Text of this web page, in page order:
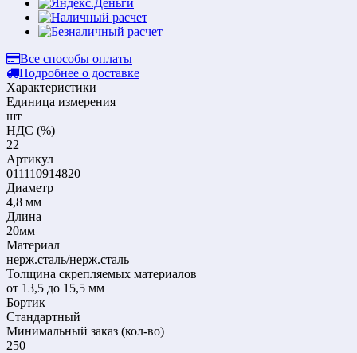
Все способы оплаты
Подробнее о доставке
Характеристики
Единица измерения
шт
НДС (%)
22
Артикул
011110914820
Диаметр
4,8 мм
Длина
20мм
Материал
нерж.сталь/нерж.сталь
Толщина скрепляемых материалов
от 13,5 до 15,5 мм
Бортик
Стандартный
Mинимальный заказ (кол-во)
250